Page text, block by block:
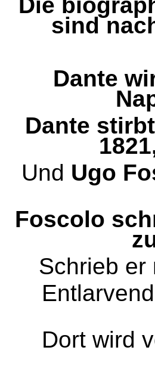
sind
Dante
Dante
Und Ugo
Foscolo
Schrieb er
Dort wird